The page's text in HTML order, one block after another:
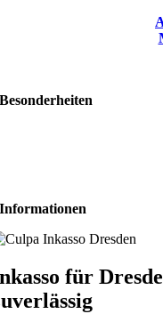
Besonderheiten
Informationen
für